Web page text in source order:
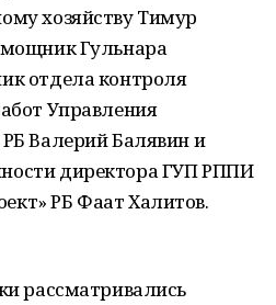
хозяйству Тимур
Гульнара
отдела контроля
Управления
Валерий Балявин и
директора ГУП РППИ
РБ Фаат Халитов.
рассматривались